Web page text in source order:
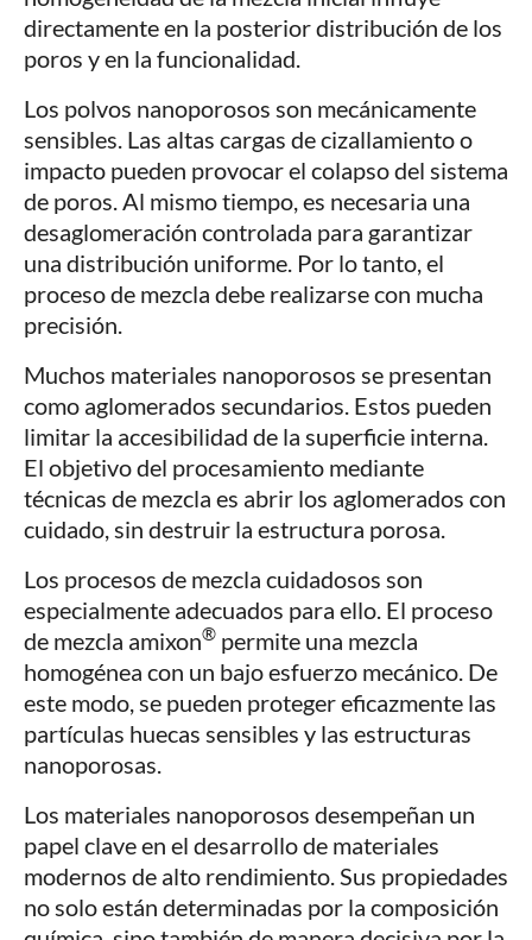
directamente en la posterior distribución de los
poros y en la funcionalidad.
Los polvos nanoporosos son mecánicamente
sensibles. Las altas cargas de cizallamiento o
impacto pueden provocar el colapso del sistema
de poros. Al mismo tiempo, es necesaria una
desaglomeración controlada para garantizar
una distribución uniforme. Por lo tanto, el
proceso de mezcla debe realizarse con mucha
precisión.
Muchos materiales nanoporosos se presentan
como aglomerados secundarios. Estos pueden
limitar la accesibilidad de la superficie interna.
El objetivo del procesamiento mediante
técnicas de mezcla es abrir los aglomerados con
cuidado, sin destruir la estructura porosa.
Los procesos de mezcla cuidadosos son
especialmente adecuados para ello. El proceso
de mezcla amixon® permite una mezcla
homogénea con un bajo esfuerzo mecánico. De
este modo, se pueden proteger eficazmente las
partículas huecas sensibles y las estructuras
nanoporosas.
Los materiales nanoporosos desempeñan un
papel clave en el desarrollo de materiales
modernos de alto rendimiento. Sus propiedades
no solo están determinadas por la composición